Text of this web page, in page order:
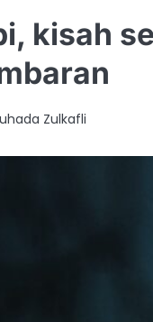
kisah
Zulkafli